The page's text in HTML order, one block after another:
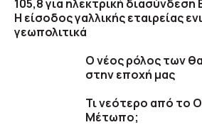
105,8 για ηλεκτρική
Η είσοδος γαλλικής εταιρείας
γεωπολιτικά
O νέος ρόλος των
στην εποχή μας
Τι νεότερο από το
Μέτωπο;